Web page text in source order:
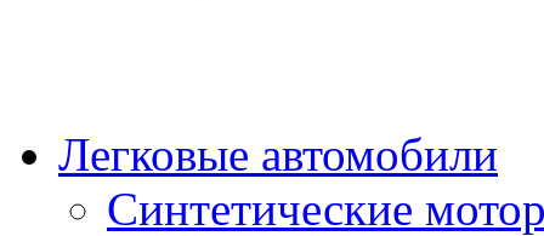
Легковые автомобили
Синтетические